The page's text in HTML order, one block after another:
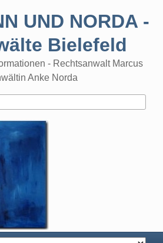
UND NORDA -
Bielefeld
- Rechtsanwalt Marcus
Anke Norda